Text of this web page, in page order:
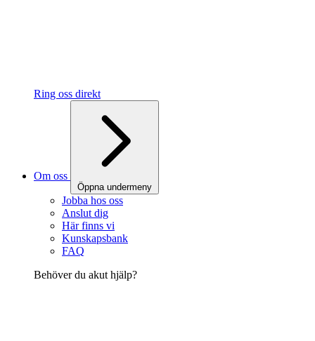
Ring oss direkt
Om oss
Öppna undermeny
Jobba hos oss
Anslut dig
Här finns vi
Kunskapsbank
FAQ
Behöver du akut hjälp?